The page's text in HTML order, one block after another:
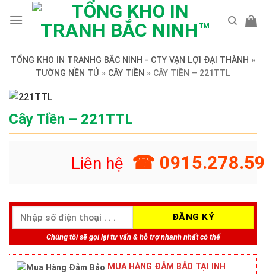
TỔNG KHO IN TRANHG BẮC NINH - CTY VẠN LỢI ĐẠI THÀNH »
TƯỜNG NỀN TỦ » CÂY TIỀN » CÂY TIỀN – 221TTL
Cây Tiền – 221TTL
Liên hệ ☎
Chúng tôi sẽ gọi lại tư vấn & hỗ trợ nhanh nhất có thể
MUA HÀNG ĐẢM BẢO TẠI INH